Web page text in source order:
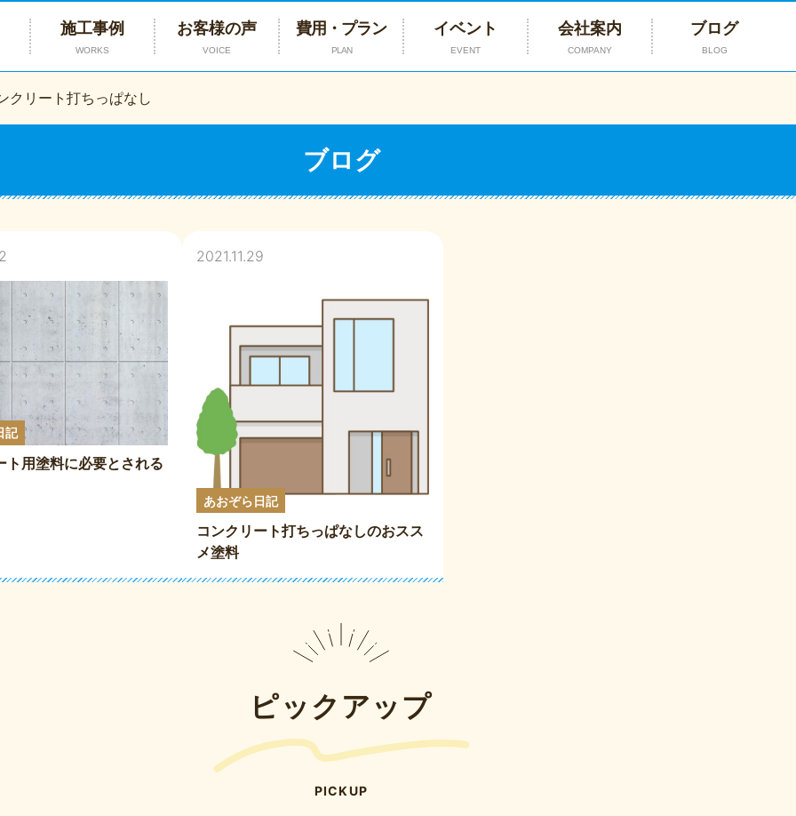
施工事例
WORKS
お客様の声
VOICE
費用・プラン
PLAN
イベント
EVENT
会社案内
COMPANY
ブログ
BLOG
クリート打ちっぱなし
ブログ
記
ト用塗料に必要とされる
2021.11.29
あおぞら日記
コンクリート打ちっぱなしのおスス
メ塗料
ピックアップ
PICKUP